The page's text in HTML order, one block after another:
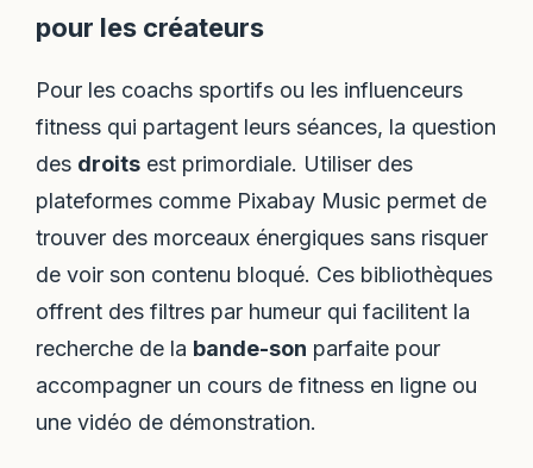
pour les créateurs
Pour les coachs sportifs ou les influenceurs
fitness qui partagent leurs séances, la question
des droits est primordiale. Utiliser des
plateformes comme Pixabay Music permet de
trouver des morceaux énergiques sans risquer
de voir son contenu bloqué. Ces bibliothèques
offrent des filtres par humeur qui facilitent la
recherche de la bande-son parfaite pour
accompagner un cours de fitness en ligne ou
une vidéo de démonstration.